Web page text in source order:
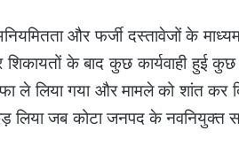
और फर्जी दस्तावेजों के
के बाद कुछ कार्यवाही हुई कुछ
ले लिया गया और मामले को शांत कर
लिया जब कोटा जनपद के नवनियुक्त